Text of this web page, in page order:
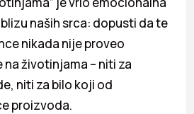
naših srca: dopusti da te
nikada nije proveo
životinjama – niti za
niti za bilo koji od
proizvoda.